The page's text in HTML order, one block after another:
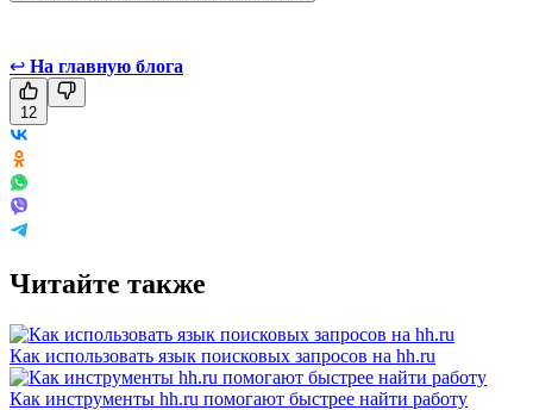
↩ На главную блога
12
Читайте также
Как использовать язык поисковых запросов на hh.ru
Как инструменты hh.ru помогают быстрее найти работу